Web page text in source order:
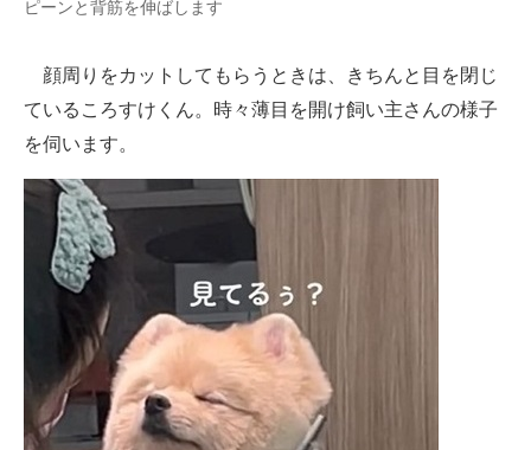
ピーンと背筋を伸ばします
顔周りをカットしてもらうときは、きちんと目を閉じ
ているころすけくん。時々薄目を開け飼い主さんの様子
を伺います。